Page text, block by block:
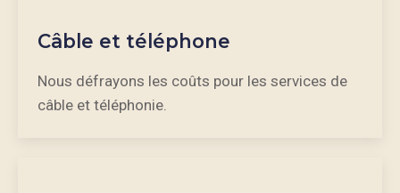
Câble et téléphone
Nous défrayons les coûts pour les services de
câble et téléphonie.